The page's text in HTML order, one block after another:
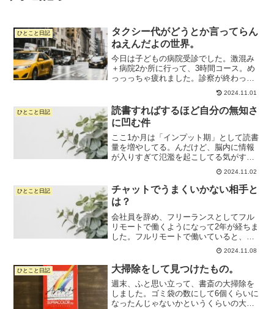
ひとこと日記
タクシー代がどうとか言ってらん
ねえんだよの世界。
今日は子どもの病院受診でした。激混み
＋病院2か所に行って、3時間コース。め
っっっちゃ疲れました。診察が終わって
から薬ができあがるまでの間に保育園の
お迎え。そのあと薬を取りに行き、帰
宅。ギャーギャー騒ぐ子どもをおやつで
落ち着かせながら、作り置...
2024.11.01
ひとこと日記
読書すればするほど自分の無知さ
に凹む件
ここ1か月は「インプット期」として読書
量を増やしてる。んだけど、脳内に情報
が入りすぎて氾濫を起こしてる気がする
ので、いったんストップしようかとも思
ったり。読書は大好き。本を読むことで
物事のとらえ方が変わって救われること
が多いし、私にとって読...
2024.11.02
ひとこと日記
チャットでうまくいかない相手と
は？
会社員を辞め、フリーランスとしてフル
リモートで働くようになって2年が経ちま
した。フルリモートで働いていると、チ
ャットで会話することが多いです。オン
ラインでMTGすることもあるけど、ちょ
っと話すためにzoomしないから、チャッ
トで質問すること...
2024.11.08
ひとこと日記 大掃除をして見つけたもの。
週末、ふと思い立って、書斎の大掃除を
しました。ゴミ袋の数にして6個くらいに
なったんじゃないかというくらいの大掃